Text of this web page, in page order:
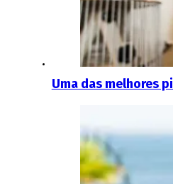
Uma das melhores